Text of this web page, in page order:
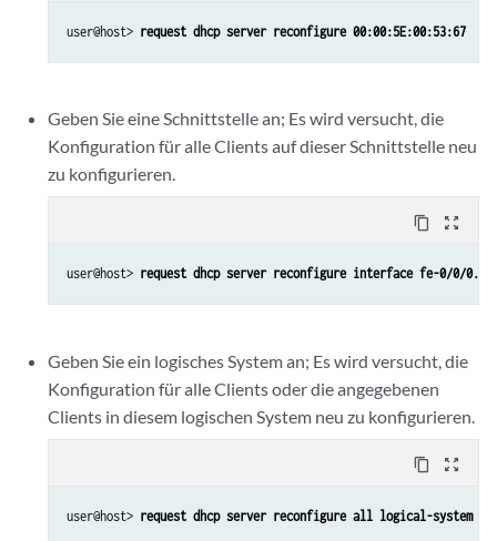
user@host> request dhcp server reconfigure 00:00:5E:00:53:67
Geben Sie eine Schnittstelle an; Es wird versucht, die
Konfiguration für alle Clients auf dieser Schnittstelle neu
zu konfigurieren.
content_copy zoom_out_map
user@host> request dhcp server reconfigure interface fe-0/0/
Geben Sie ein logisches System an; Es wird versucht, die
Konfiguration für alle Clients oder die angegebenen
Clients in diesem logischen System neu zu konfigurieren.
content_copy zoom_out_map
user@host> request dhcp server reconfigure all logical-system